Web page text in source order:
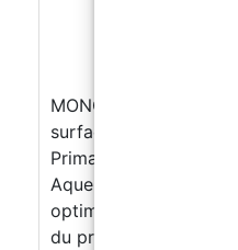
MONO PRO –
surfaces céramiques
Primaire
Aqueuse Haute
optimale –
du produit Primaire